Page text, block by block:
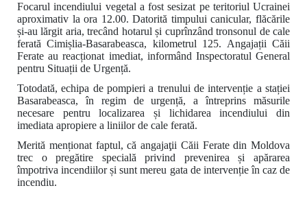
Focarul incendiului vegetal a fost sesizat pe teritoriul Ucrainei
aproximativ la ora 12.00. Datorită timpului canicular, flăcările
și-au lărgit aria, trecând hotarul și cuprînzând tronsonul de cale
ferată Cimișlia-Basarabeasca, kilometrul 125. Angajații Căii
Ferate au reacționat imediat, informând Inspectoratul General
pentru Situații de Urgență.
Totodată, echipa de pompieri a trenului de intervenție a stației
Basarabeasca, în regim de urgență, a întreprins măsurile
necesare pentru localizarea și lichidarea incendiului din
imediata apropiere a liniilor de cale ferată.
Merită menționat faptul, că angajaţii Căii Ferate din Moldova
trec o pregătire specială privind prevenirea și apărarea
împotriva incendiilor și sunt mereu gata de intervenție în caz de
incendiu.